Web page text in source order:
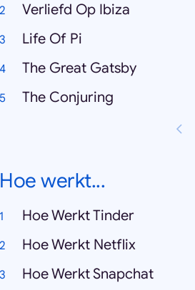
Verliefd Op Ibiza
Life Of Pi
The Great Gatsby
The Conjuring
Hoe werkt...
Hoe Werkt Tinder
Hoe Werkt Netflix
Hoe Werkt Snapchat